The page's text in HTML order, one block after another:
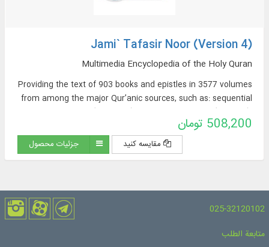
Jami` Tafasir Noor (Version 4)
Multimedia Encyclopedia of the Holy Quran
Providing the text of 903 books and epistles in 3577 volumes
from among the major Qur’anic sources, such as: sequential
translations of the Qur’an (57 titles + 23 extracted
translations [from exegeses] + 60 non-Persian translations in
the Encyclopedia Section), sources of Qur’anic Exegesis and
508,200 تومان
مقایسه کنید جزئیات محصول
025-32120102
متابعة الطلب